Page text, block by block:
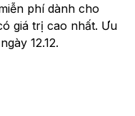
phí dành cho
giá trị cao nhất. Ưu
12.12.